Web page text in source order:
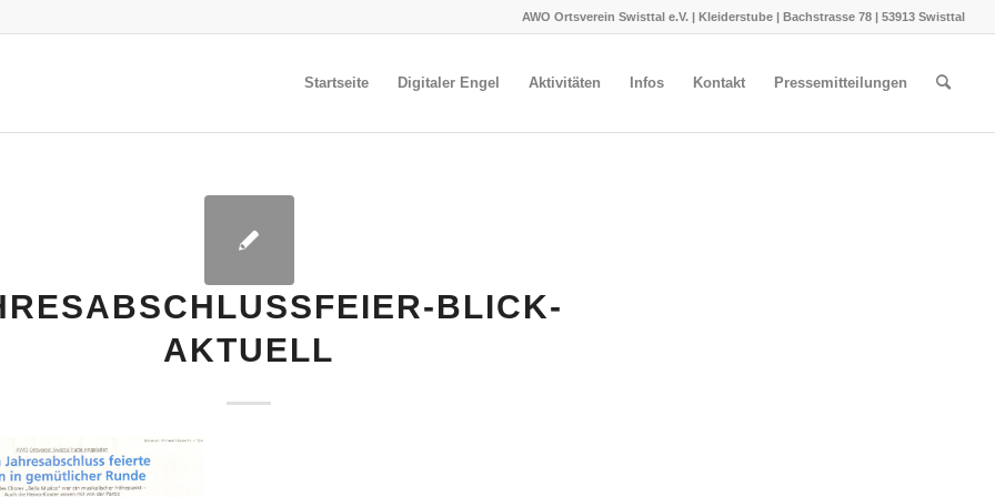
AWO Ortsverein Swisttal e.V. | Kleiderstube | Bachstrasse 78 | 53913 Swisttal
Startseite Digitaler Engel Aktivitäten Infos Kontakt Pressemitteilungen
BLICK-
AKTUELL